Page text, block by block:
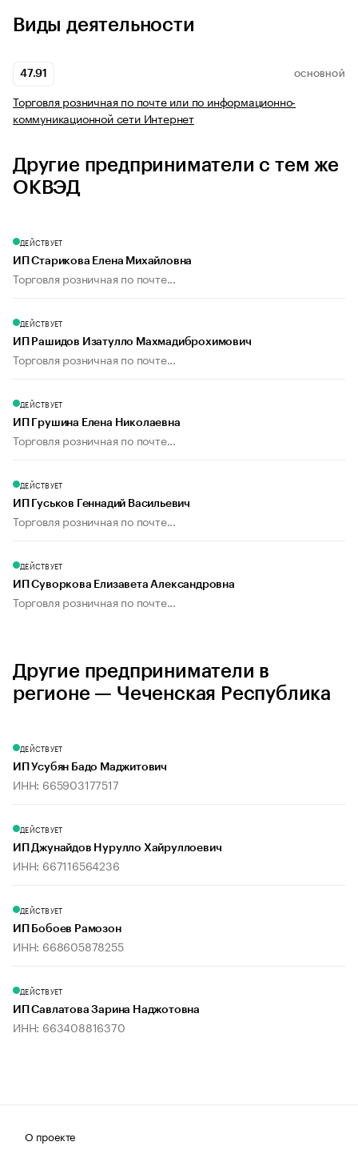
Виды деятельности
47.91 ОСНОВНОЙ
Торговля розничная по почте или по информационно-
коммуникационной сети Интернет
Другие предприниматели с тем же
ОКВЭД
ДЕЙСТВУЕТ
ИП Старикова Елена Михайловна
Торговля розничная по почте...
ДЕЙСТВУЕТ
ИП Рашидов Изатулло Махмадиброхимович
Торговля розничная по почте...
ДЕЙСТВУЕТ
ИП Грушина Елена Николаевна
Торговля розничная по почте...
ДЕЙСТВУЕТ
ИП Гуськов Геннадий Васильевич
Торговля розничная по почте...
ДЕЙСТВУЕТ
ИП Суворкова Елизавета Александровна
Торговля розничная по почте...
Другие предприниматели в
регионе — Чеченская Республика
ДЕЙСТВУЕТ
ИП Усубян Бадо Маджитович
ИНН: 665903177517
ДЕЙСТВУЕТ
ИП Джунайдов Нурулло Хайруллоевич
ИНН: 667116564236
ДЕЙСТВУЕТ
ИП Бобоев Рамозон
ИНН: 668605878255
ДЕЙСТВУЕТ
ИП Савлатова Зарина Наджотовна
ИНН: 663408816370
О проекте